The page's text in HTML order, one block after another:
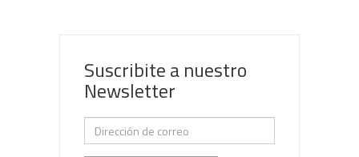
Suscribite a nuestro
Newsletter